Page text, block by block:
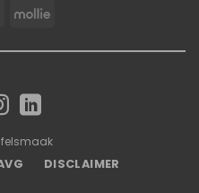
MasterCard
Mollie
DISCLAIMER